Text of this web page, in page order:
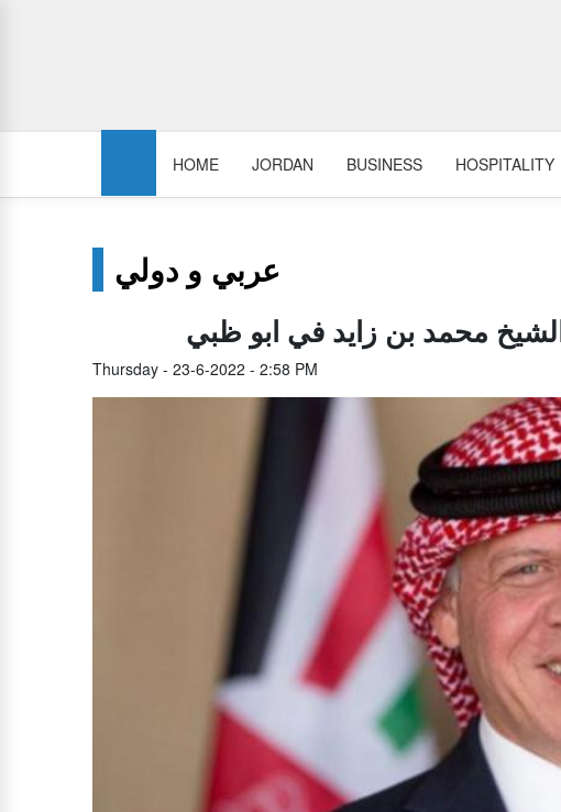
HOME JORDAN BUSINESS HOSPITALITY
عربي و دولي
محمد بن زايد في ابو ظبي
Thursday - 23-6-2022 - 2:58 PM